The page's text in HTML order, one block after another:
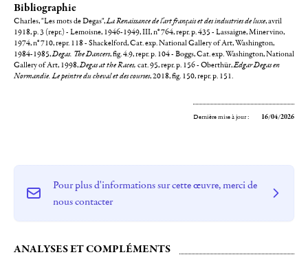
Bibliographie
Charles, "Les mots de Degas",La Renaissance de l'art français et des industries de luxe, avril
1918, p. 3 (repr.) - Lemoisne, 1946-1949, III, n° 764, repr. p. 435 - Lassaigne, Minervino,
1974, n° 710, repr. 118 - Shackelford, Cat. exp. National Gallery of Art, Washington,
1984-1985,Degas. The Dancers, fig. 4.9, repr. p. 104 - Boggs, Cat. exp. Washington, National
Gallery of Art, 1998,Degas at the Races, cat. 95, repr. p. 156 - Oberthür,Edgar Degas en
Normandie. Le peintre du cheval et des courses, 2018, fig. 150, repr. p. 151.
Dernière mise à jour : 16/04/2026
Pour plus d'informations sur cette œuvre, merci de
nous contacter
ANALYSES ET COMPLÉMENTS